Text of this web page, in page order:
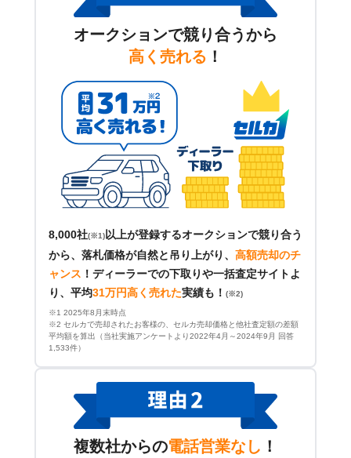
オークションで競り合うから
高く売れる ！
8,000社(※1) 以上が登録するオークションで競り合う
から、落札価格が自然と吊り上がり、 高額売却のチ
ャンス ！ ディーラーでの下取りや一括査定サイトよ
り、平均31万円高く売れた実績も！ (※2)
※1 2025年8月末時点
※2 セルカで売却されたお客様の、セルカ売却価格と他社査定額の差額
平均額を算出（当社実施アンケートより2022年4月～2024年9月 回答
1,533件）
複数社からの電話営業なし ！